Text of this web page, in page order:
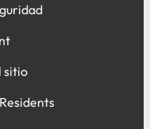
sitio